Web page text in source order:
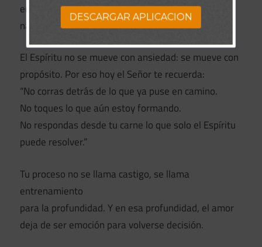
en que el Padre sigue obrando aunque tú no veas
nada.
El Espíritu no se mueve con ansiedad: se mueve con
propósito. Por eso hoy el Señor te recuerda:
“No corras detrás de lo que ya puse en camino.
No toques lo que aún estoy formando.
No respondas desde tu carne lo que solo el Espíritu
puede resolver.”
Tu proceso no se llama castigo, se llama
entrenamiento
para la profundidad. Y en esa profundidad, el amor
deja de ser emoción para volverse decisión.
DESCARGAR APLICACION